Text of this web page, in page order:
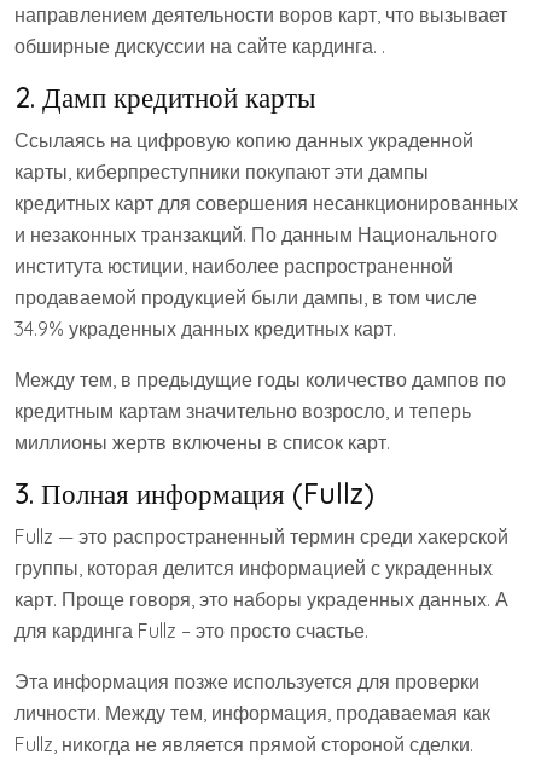
направлением деятельности воров карт, что вызывает
обширные дискуссии на сайте кардинга. .
2. Дамп кредитной карты
Ссылаясь на цифровую копию данных украденной
карты, киберпреступники покупают эти дампы
кредитных карт для совершения несанкционированных
и незаконных транзакций. По данным Национального
института юстиции, наиболее распространенной
продаваемой продукцией были дампы, в том числе
34.9% украденных данных кредитных карт.
Между тем, в предыдущие годы количество дампов по
кредитным картам значительно возросло, и теперь
миллионы жертв включены в список карт.
3. Полная информация (Fullz)
Fullz — это распространенный термин среди хакерской
группы, которая делится информацией с украденных
карт. Проще говоря, это наборы украденных данных. А
для кардинга Fullz – это просто счастье.
Эта информация позже используется для проверки
личности. Между тем, информация, продаваемая как
Fullz, никогда не является прямой стороной сделки.